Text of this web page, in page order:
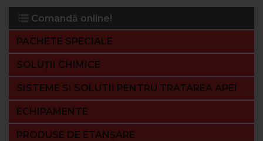
Comandă online!
PACHETE SPECIALE
SOLUȚII CHIMICE
SISTEME SI SOLUTII PENTRU TRATAREA APEI
ECHIPAMENTE
PRODUSE DE ETANȘARE